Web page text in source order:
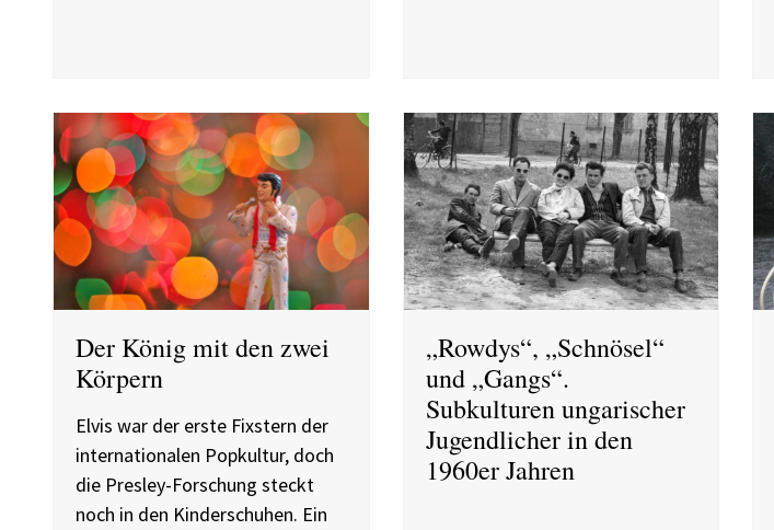
Der König mit den zwei
Körpern
Elvis war der erste Fixstern der
internationalen Popkultur, doch
die Presley-Forschung steckt
noch in den Kinderschuhen. Ein
„Rowdys“, „Schnösel“
und „Gangs“.
Subkulturen ungarischer
Jugendlicher in den
1960er Jahren